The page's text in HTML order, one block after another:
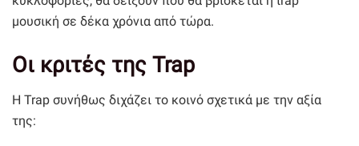
μουσική σε δέκα χρόνια από τώρα.
Οι κριτές της Trap
Η Trap συνήθως διχάζει το κοινό σχετικά με την αξία
της: